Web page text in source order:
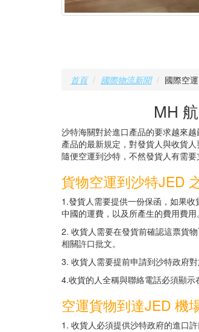
首頁 國際物流新聞 國際空運
MH
沙特海關對於進口產品的要求越來
產品的最新規定，對發貨人與收貨
隨便空運到沙特，不然發貨人有需要
貨物空運到沙特JED
1.發貨人需要提供一份保函，如果
中國的運費，以及所產生的費用費用。
2. 收貨人需要在發貨前確認這票貨
相關許口批文。
3. 收貨人需要提前申請到沙特政府
4.收貨的人全稱與聯絡電話必須顯示
空運貨物到達JED 機
1. 收貨人必須提供沙特政府的進口